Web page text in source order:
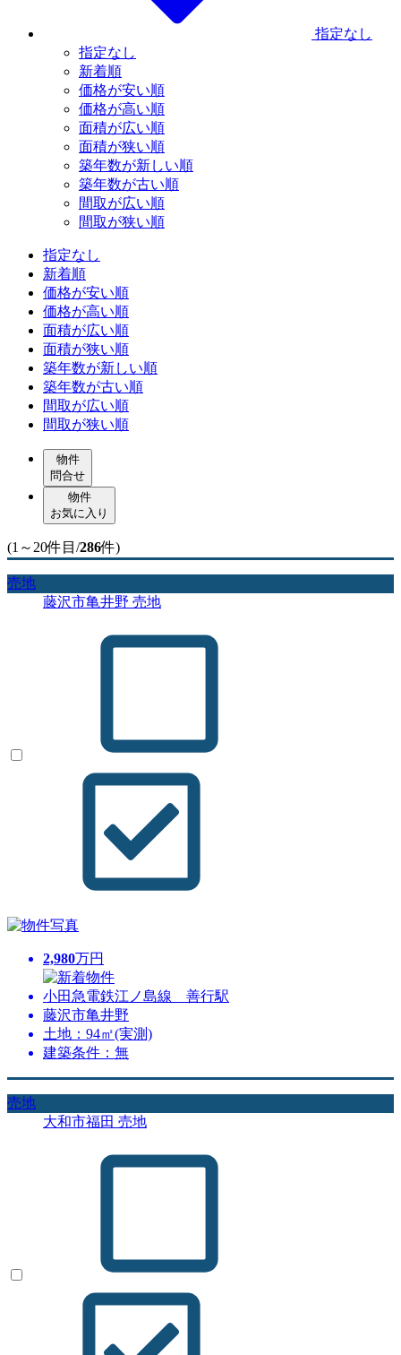
指定なし
指定なし
新着順
価格が安い順
価格が高い順
面積が広い順
面積が狭い順
築年数が新しい順
築年数が古い順
間取が広い順
間取が狭い順
指定なし
新着順
価格が安い順
価格が高い順
面積が広い順
面積が狭い順
築年数が新しい順
築年数が古い順
間取が広い順
間取が狭い順
物件
問合せ
物件
お気に入り
(1～20件目/286件)
売地
藤沢市亀井野 売地
2,980万円
小田急電鉄江ノ島線 善行駅
藤沢市亀井野
土地：94㎡(実測)
建築条件：無
売地
大和市福田 売地